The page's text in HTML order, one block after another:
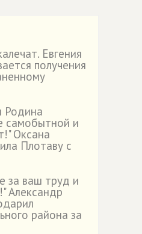
Евгения
получения
Родина
самобытной и
Оксана
Плотаву с
за ваш труд и
Александр
района за